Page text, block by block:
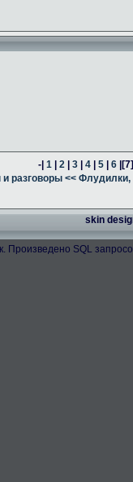
-|1 |2 |3 |4 |5 |6 |
разговоры << Флудилки,
skin
Произведено SQL